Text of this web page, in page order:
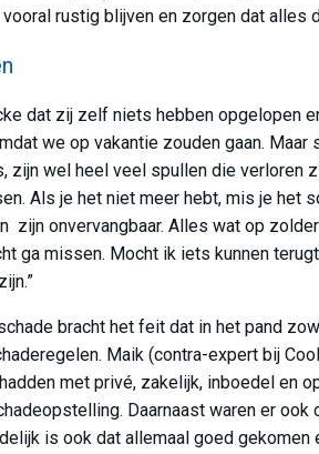
rustig blijven en zorgen dat alles
dat zij zelf niets hebben opgelopen
we op vakantie zouden gaan.
wel heel veel spullen die verloren
Als je het niet meer hebt, mis je het
zijn onvervangbaar. Alles wat op
ga missen. Mocht ik iets kunnen
bracht het feit dat in het pand
Maik (contra-expert bij
met privé, zakelijk, inboedel en
Daarnaast waren er
is ook dat allemaal goed